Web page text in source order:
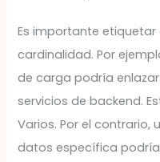
Es importante
cardinalidad. Por
de carga podría
servicios de backend.
Varios. Por el
datos específica